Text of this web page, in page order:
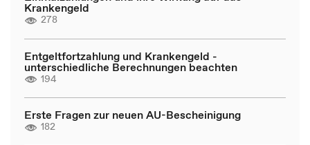
Krankengeld
278
Entgeltfortzahlung und Krankengeld -
unterschiedliche Berechnungen beachten
194
Erste Fragen zur neuen AU-Bescheinigung
182